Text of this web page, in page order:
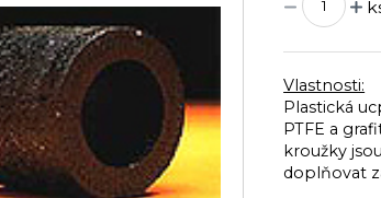
Vlastnosti:
Plastická
PTFE a
kroužky
doplňovat